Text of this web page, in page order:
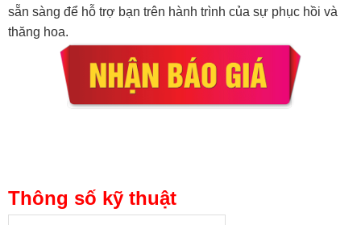
sẵn sàng để hỗ trợ bạn trên hành trình của sự phục hồi và
thăng hoa.
Thông số kỹ thuật